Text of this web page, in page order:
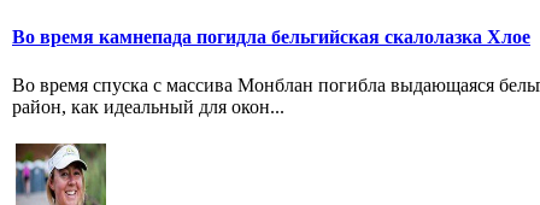
Во время камнепада погидла бельгийская скалолазка Хлое
Во время спуска с массива Монблан погибла выдающаяся
район, как идеальный для окон...